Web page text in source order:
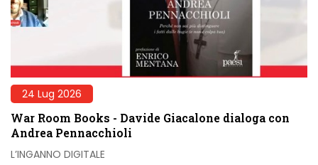
24 Lug 2026
War Room Books - Davide Giacalone dialoga con
Andrea Pennacchioli
L’INGANNO DIGITALE